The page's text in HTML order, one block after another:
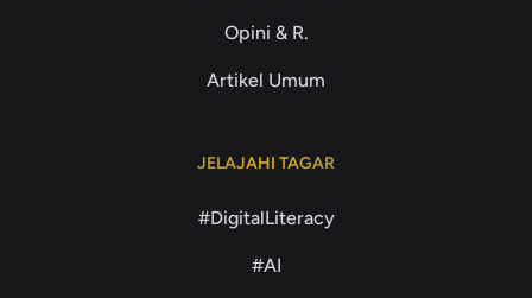
Opini & R.
Artikel Umum
JELAJAHI TAGAR
#DigitalLiteracy
#AI